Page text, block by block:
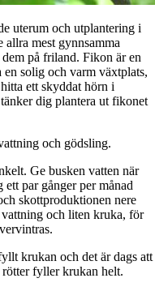
uterum och utplantering i
mest gynnsamma
på friland. Fikon är en
solig och varm växtplats,
ett skyddat hörn i
dig plantera ut fikonet
Ge busken vatten när
par gånger per månad
skottproduktionen nere
och liten kruka, för
fyller krukan helt.